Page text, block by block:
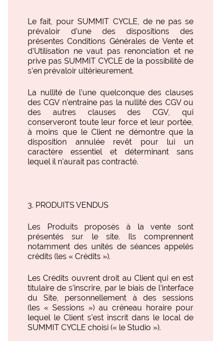
Le fait, pour SUMMIT CYCLE, de ne pas se
prévaloir d’une des dispositions des
présentes Conditions Générales de Vente et
d’Utilisation ne vaut pas renonciation et ne
prive pas SUMMIT CYCLE de la possibilité de
s’en prévaloir ultérieurement.
La nullité de l’une quelconque des clauses
des CGV n’entraîne pas la nullité des CGV ou
des autres clauses des CGV, qui
conserveront toute leur force et leur portée,
à moins que le Client ne démontre que la
disposition annulée revêt pour lui un
caractère essentiel et déterminant sans
lequel il n’aurait pas contracté.
PRODUITS VENDUS
Les Produits proposés à la vente sont
présentés sur le site. Ils comprennent
notamment des unités de séances appelés
crédits (les « Crédits »).
Les Crédits ouvrent droit au Client qui en est
titulaire de s’inscrire, par le biais de l’interface
du Site, personnellement à des sessions
(les « Sessions ») au créneau horaire pour
lequel le Client s’est inscrit dans le local de
SUMMIT CYCLE choisi (« le Studio »).